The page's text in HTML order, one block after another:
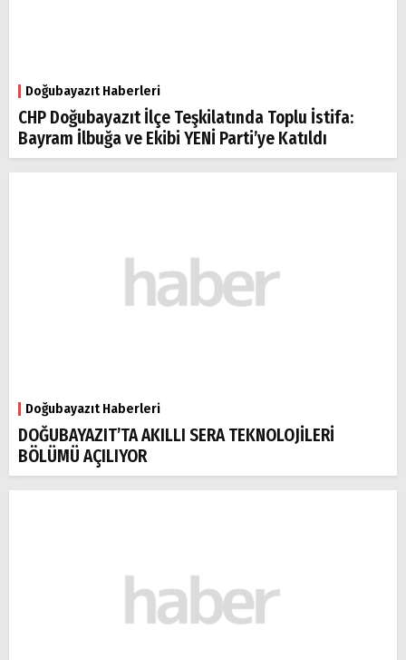
Doğubayazıt Haberleri
CHP Doğubayazıt İlçe Teşkilatında Toplu İstifa:
Bayram İlbuğa ve Ekibi YENİ Parti’ye Katıldı
Doğubayazıt Haberleri
DOĞUBAYAZIT’TA AKILLI SERA TEKNOLOJİLERİ
BÖLÜMÜ AÇILIYOR